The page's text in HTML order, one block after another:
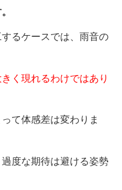
るケースでは、雨音の
く現れるわけではあり
て体感差は変わりま
度な期待は避ける姿勢